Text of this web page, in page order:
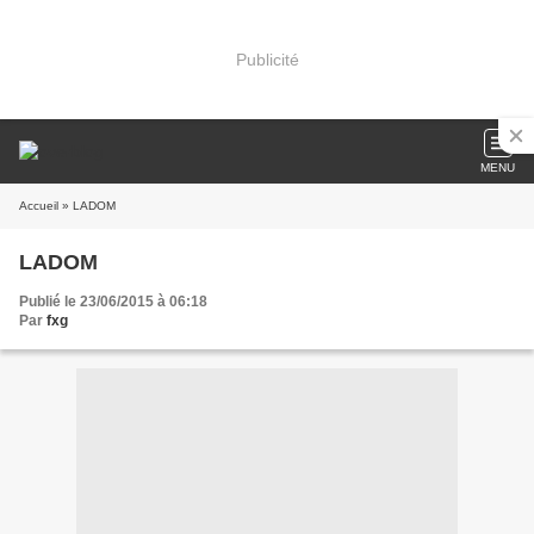
Publicité
MENU
Accueil » LADOM
LADOM
Publié le 23/06/2015 à 06:18
Par fxg